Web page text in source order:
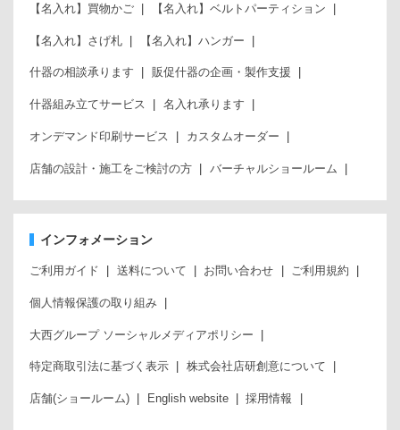
【名入れ】買物かご 【名入れ】ベルトパーティション
【名入れ】さげ札 【名入れ】ハンガー
什器の相談承ります 販促什器の企画・製作支援
什器組み立てサービス 名入れ承ります
オンデマンド印刷サービス カスタムオーダー
店舗の設計・施工をご検討の方 バーチャルショールーム
インフォメーション
ご利用ガイド 送料について お問い合わせ ご利用規約
個人情報保護の取り組み
大西グループ ソーシャルメディアポリシー
特定商取引法に基づく表示 株式会社店研創意について
店舗(ショールーム) English website 採用情報